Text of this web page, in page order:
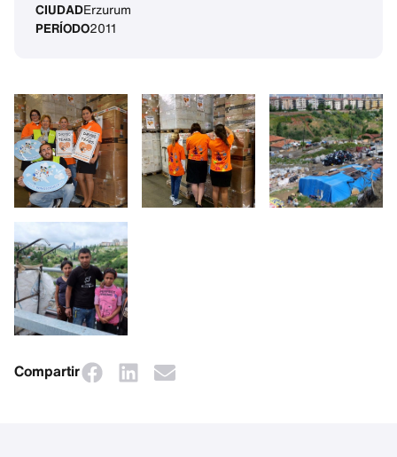
CIUDADErzurum
PERÍODO2011
Compartir